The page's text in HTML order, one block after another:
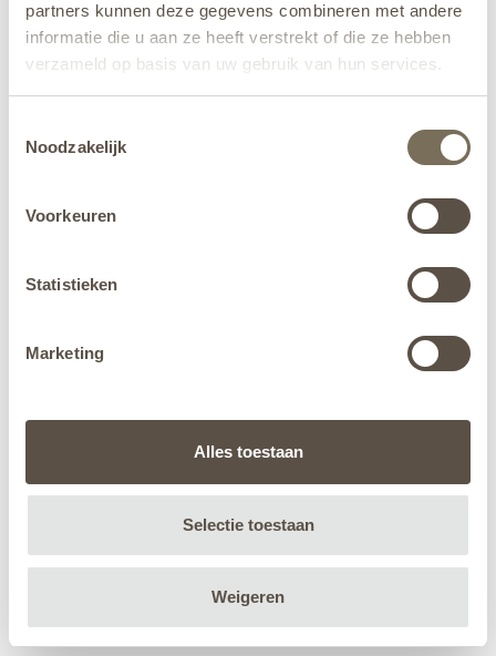
partners kunnen deze gegevens combineren met andere
informatie die u aan ze heeft verstrekt of die ze hebben
verzameld op basis van uw gebruik van hun services.
jehier.
Noodzakelijk
Voorkeuren
Statistieken
Marketing
Alles toestaan
Selectie toestaan
Weigeren